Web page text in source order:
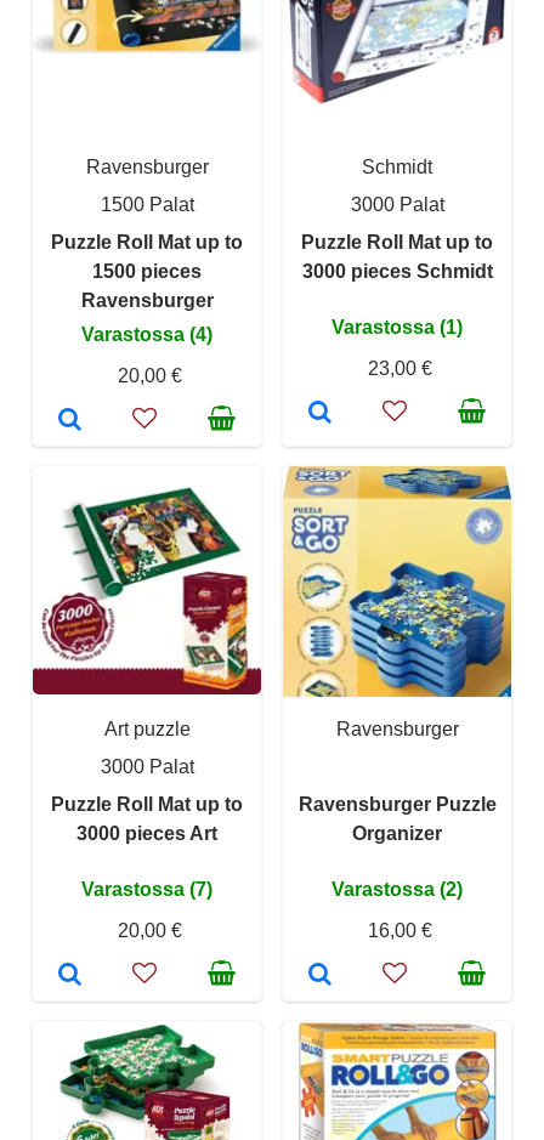
Ravensburger
1500 Palat
Puzzle Roll Mat up to
1500 pieces
Ravensburger
Varastossa (4)
20,00 €
Schmidt
3000 Palat
Puzzle Roll Mat up to
3000 pieces Schmidt
Varastossa (1)
23,00 €
Art puzzle
3000 Palat
Puzzle Roll Mat up to
3000 pieces Art
Varastossa (7)
20,00 €
Ravensburger
Ravensburger Puzzle
Organizer
Varastossa (2)
16,00 €